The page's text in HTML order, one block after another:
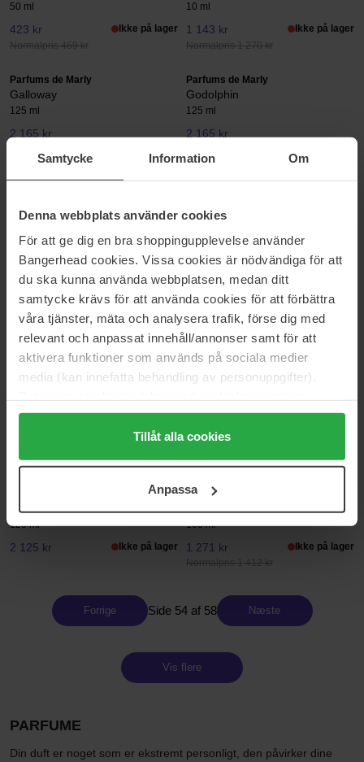
Samtycke Information Om
Denna webbplats använder cookies
För att ge dig en bra shoppingupplevelse använder
Bangerhead cookies. Vissa cookies är nödvändiga för att
du ska kunna använda webbplatsen, medan ditt
samtycke krävs för att använda cookies för att förbättra
våra tjänster, mäta och analysera trafik, förse dig med
relevant och anpassat innehåll/annonser samt för att
aktivera funktioner som används på sociala medier
media (kan innefatta behandling av personuppgifter).
Genom att trycka på "Tillåt alla cookies" accepterar du
alla cookies, medan du under "Detaljer" kan anpassa
användningen av cookies. Du kan när som helst återkalla
samt vår Integritetspolicy.
Tillåt alla cookies
Anpassa
50 ml
423 kr
Normalpris 469 kr
Ikke på lager
10 ml
1 143 kr
Normalpris 1 270 kr
Ikke på lager
Parfums de Marly
Galloway
125 ml
2 165 kr
Parfums de Marly
Godolphin
125 ml
2 165 kr
Parfums de Marly
75 ml
1 512 kr
Parfums de Marly
125 ml
1 949 kr Ikke på lager
Parfums de Marly
Layton Exclusif
75 ml
2 050 kr
Parfums de Marly
Oajan Eau De Parfum Spray
125 ml
1 949 kr
Normalpris 2 165 kr
Ikke på lager
Normalpris 2 891 kr
1 512 kr
Normalpris 1 680 kr
Sedley
125 ml
2 125 kr Ikke på lager
Prada
Infusion Vanille
100 ml
1 271 kr
Normalpris 1 412 kr
Ikke på lager
Forrige Side 54 af 58 Næste
Vis flere
PARFUME
Din duft er noget som er ekstremt personligt, den påvirker dine